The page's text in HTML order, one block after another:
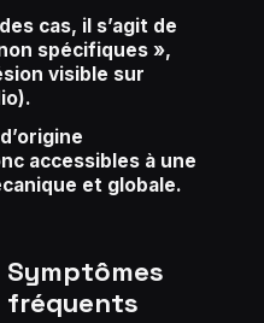
cas, il s’agit de
spécifiques »,
visible sur
accessibles à une
et globale.
Symptômes
fréquents